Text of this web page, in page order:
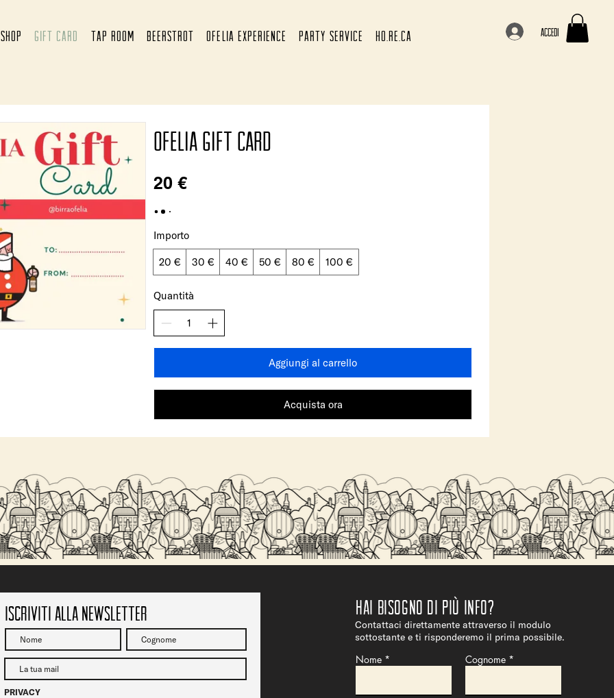
Accedi
SHOP GIFT CARD TAP ROOM BEERSTROT OFELIA EXPERIENCE PARTY SERVICE
HO.RE.CA
OFELIA GIFT CARD
20 €
Importo
20 € 30 € 40 € 50 € 80 € 100 €
Quantità
Aggiungi al carrello
Acquista ora
Iscriviti alla newsletter
PRIVACY
Hai bisogno di più info?
Contattaci direttamente attraverso il modulo
sottostante e ti risponderemo il prima possibile.
Nome Cognome